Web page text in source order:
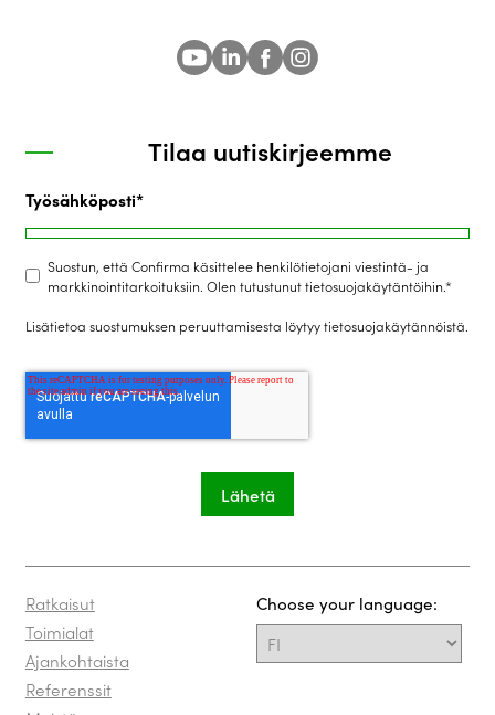
Tilaa uutiskirjeemme
Työsähköposti*
Suostun, että Confirma käsittelee henkilötietojani viestintä- ja
markkinointitarkoituksiin. Olen tutustunut tietosuojakäytäntöihin.*
Lisätietoa suostumuksen peruuttamisesta löytyytietosuojakäytännöistä
Ratkaisut
Toimialat
Ajankohtaista
Referenssit
Choose your language: